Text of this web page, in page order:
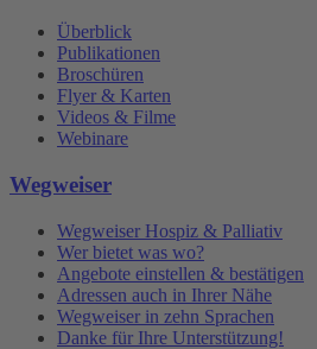
Überblick
Publikationen
Broschüren
Flyer & Karten
Videos & Filme
Webinare
Wegweiser
Wegweiser Hospiz & Palliativ
Wer bietet was wo?
Angebote einstellen & bestätigen
Adressen auch in Ihrer Nähe
Wegweiser in zehn Sprachen
Danke für Ihre Unterstützung!